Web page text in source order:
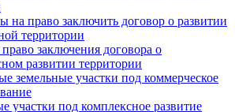
на право заключить договор о развитии
территории
заключения договора о
развитии территории
земельные участки под коммерческое
участки под комплексное развитие